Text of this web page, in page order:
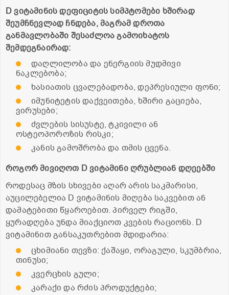
Dვიტამინის დეფიციტის სიმპტომები ხშირად
შეუმჩნევლად ჩნდება,მაგრამ დროთა
განმავლობაში შესაძლოა გამოიხატოს
შემდეგნაირად:
დაღლილობა და ენერგიის მუდმივი
ნაკლებობა;
ხასიათის ცვალებადობა, დეპრესიული ფონი;
იმუნიტეტის დაქვეითება, ხშირი გაციება,
ვირუსები;
ძვლების სისუსტე, ტკივილი ან
ოსტეოპოროზის რისკი;
კანის გამოშრობა და თმის ცვენა.
როგორმივიღოთ Dვიტამინიღრუბლიან დღეებში
როდესაც მზის სხივები აღარ არის საკმარისი,
აუცილებელია D ვიტამინის მიღება საკვებით ან
დამატებითი წყაროებით. პირველ რიგში,
ყურადღება უნდა მიაქციოთ კვების რაციონს. D
ვიტამინით განსაკუთრებით მდიდარია:
ცხიმიანი თევზი: ქაშაყი, ორაგული, სკუმბრია,
თინუსი;
კვერცხის გული;
კარაქი და რძის პროდუქტები;